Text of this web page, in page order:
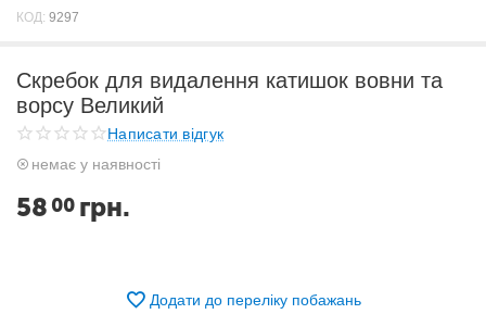
КОД: 9297
Скребок для видалення катишок вовни та
ворсу Великий
Написати відгук
немає у наявності
58 00 грн.
Додати до переліку побажань